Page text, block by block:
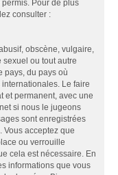
Pour de plus
consulter :
obscène, vulgaire,
sexuel ou tout autre
pays, du pays où
Le faire
et permanent, avec une
si nous le jugeons
sont enregistrées
Vous acceptez que
ou verrouille
cela est nécessaire. En
informations que vous